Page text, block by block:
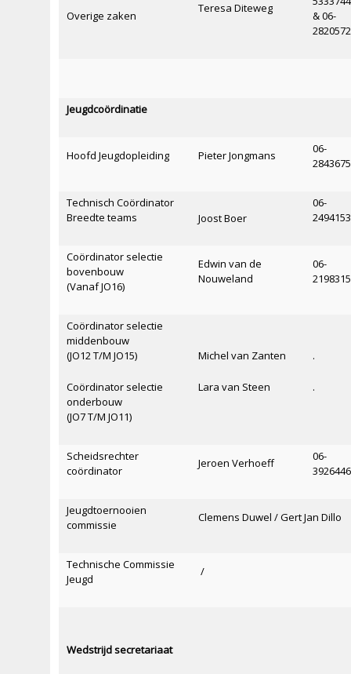
Overige zaken
Teresa Diteweg
& 06-
Jeugdcoördinatie
Hoofd Jeugdopleiding Pieter Jongmans
06-
Technisch Coördinator
Breedte teams
Joost Boer
06-
Coördinator selectie
bovenbouw
(Vanaf JO16)
Edwin van de
Nouweland
06-
Coördinator selectie
middenbouw
(JO12 T/M JO15)
Coördinator selectie
onderbouw
(JO7 T/M JO11)
Michel van Zanten
Lara van Steen
.
.
Scheidsrechter
coördinator
Jeroen Verhoeff
06-
Jeugdtoernooien
commissie
Clemens Duwel / Gert Jan Dillo
Technische Commissie
Jeugd
/
Wedstrijd secretariaat